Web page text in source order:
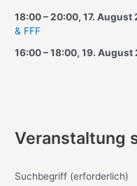
18:00–20:00,17. August
& FFF
16:00–18:00,19. August
Veranstaltung
Suchbegriff (erforderlich)